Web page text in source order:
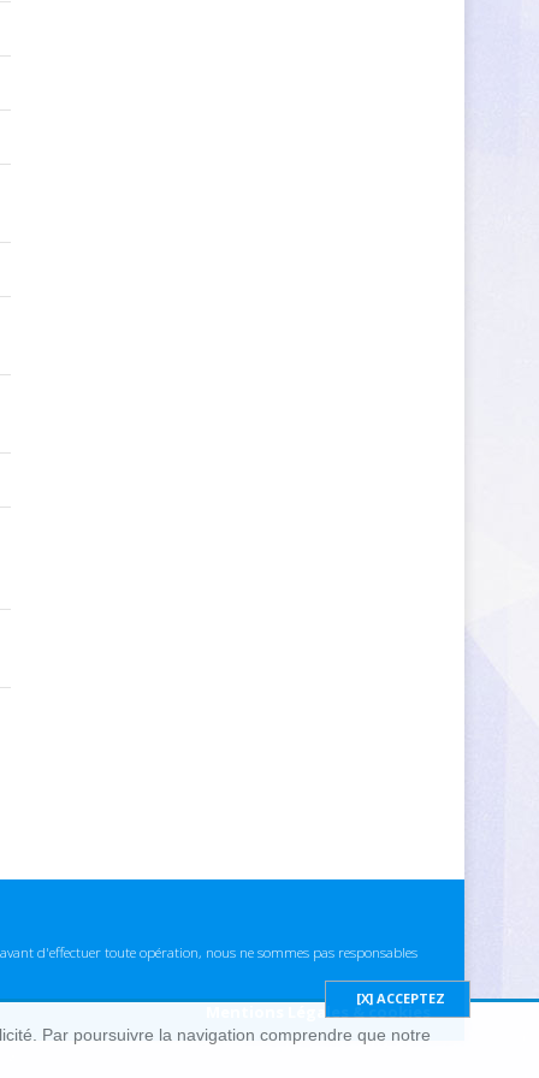
d'effectuer toute opération, nous ne sommes pas responsables
Mentions Légales & cookies
Par poursuivre la navigation comprendre que notre